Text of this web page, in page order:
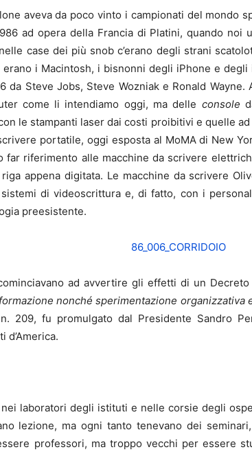
aveva da poco vinto i campionati del
ad opera della Francia di Platini, quando
case dei più snob c’erano degli strani
i Macintosh, i bisnonni degli iPhone e
da Steve Jobs, Steve Wozniak e Ronald
come li intendiamo oggi, ma delle console
le stampanti laser dai costi proibitivi e quelle
portatile, oggi esposta al MoMA di New
far riferimento alle macchine da scrivere
appena digitata. Le macchine da scrivere
di videoscrittura e, di fatto, con i
preesistente.
ad avvertire gli effetti di un
nonché sperimentazione organizzativa
209, fu promulgato dal Presidente Sandro
d’America.
laboratori degli istituti e nelle corsie degli
lezione, ma ogni tanto tenevano dei
professori, ma troppo vecchi per essere